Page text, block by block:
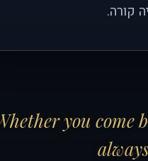
קורה.
you come